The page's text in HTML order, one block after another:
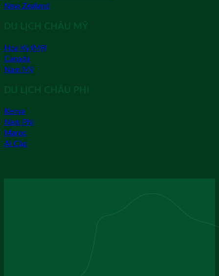
New Zealand
DU LỊCH CHÂU MỸ
Hoa Kỳ (Mỹ)
Canada
Nam Mỹ
DU LỊCH CHÂU PHI
Kenya
Nam Phi
Maroc
Ai Cập